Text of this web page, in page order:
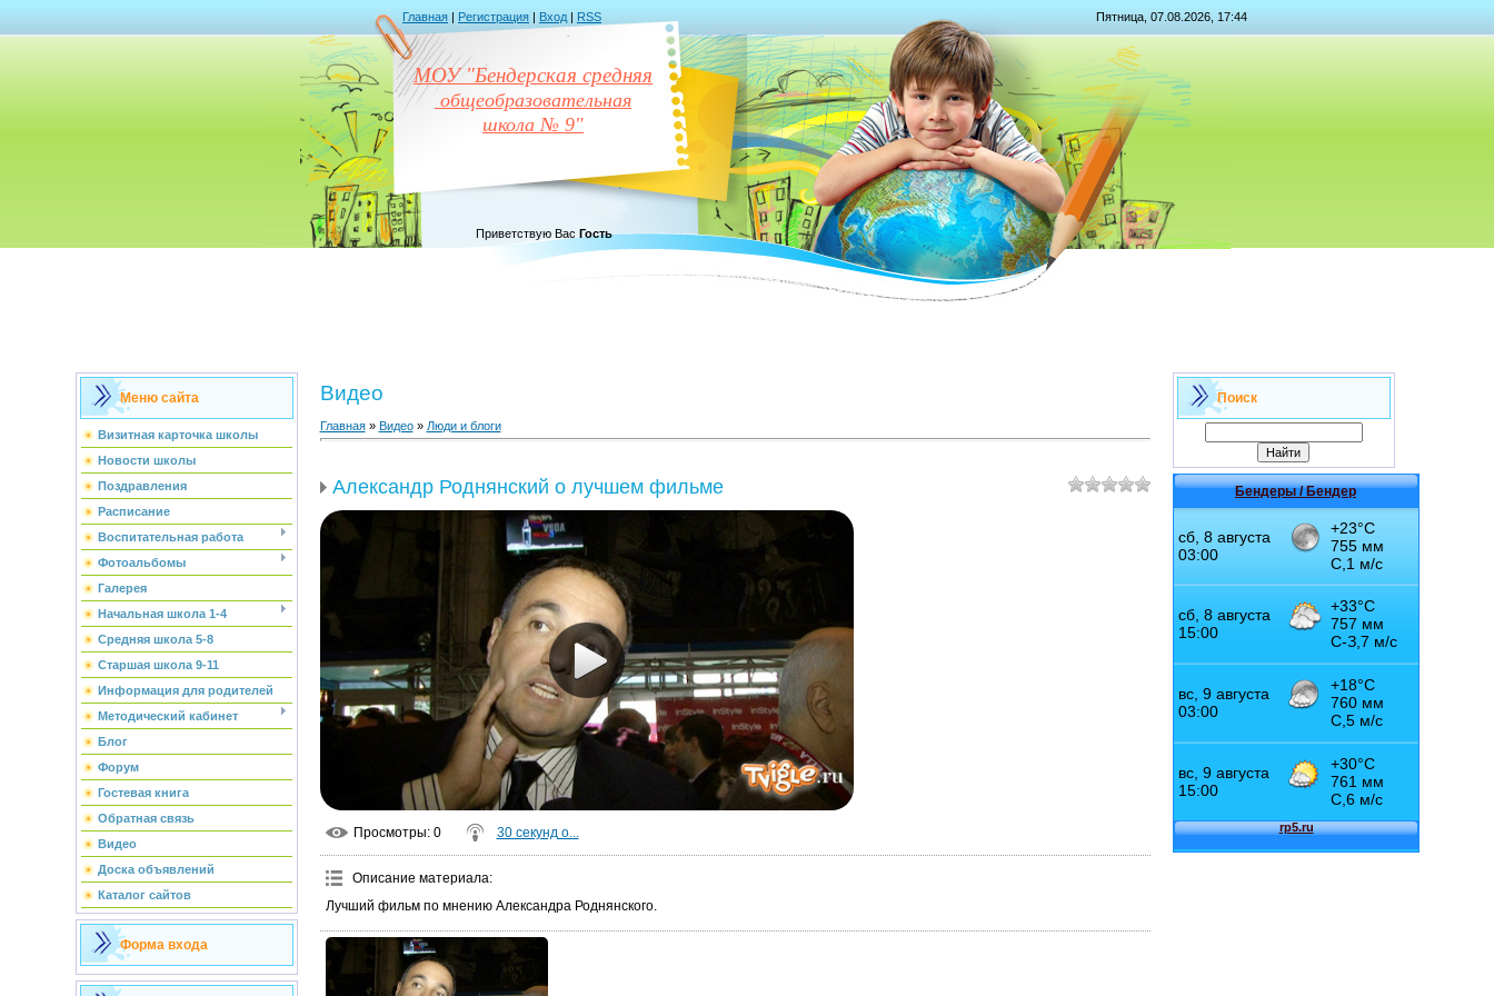
Главная | Регистрация | Вход | RSS Пятница, 07.08.2026, 17:44
МОУ "Бендерская средняя
общеобразовательная
школа № 9"
Приветствую Вас Гость
Меню сайта
Визитная карточка школы
Новости школы
Поздравления
Расписание
Воспитательная работа
Фотоальбомы
Галерея
Начальная школа 1-4
Средняя школа 5-8
Старшая школа 9-11
Информация для родителей
Методический кабинет
Блог
Форум
Гостевая книга
Обратная связь
Видео
Доска объявлений
Каталог сайтов
Форма входа
Видео
Главная» Видео» Люди и блоги
Александр Роднянский о лучшем фильме
Просмотры: 0 30 секунд о...
Описание материала:
Лучший фильм по мнению Александра Роднянского.
Поиск
Бендеры / Бендер